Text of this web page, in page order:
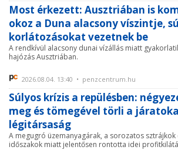
Most érkezett: Ausztriában is
okoz a Duna alacsony víszintje,
korlátozásokat vezetnek be
A rendkívül alacsony dunai vízállás miatt
hajózás Ausztriában.
2026.08.04. 13:40 • penzcentrum.hu
Súlyos krízis a repülésben:
meg és tömegével törli a
légitársaság
A megugró üzemanyagárak, a sorozatos
időszakok miatt jelentősen rontotta idei